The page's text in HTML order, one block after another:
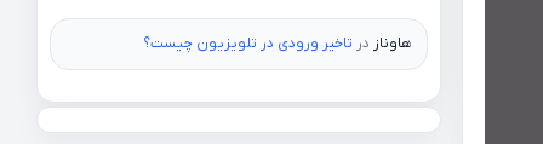
هاوناز در تاخیر ورودی در تلویزیون چیست؟